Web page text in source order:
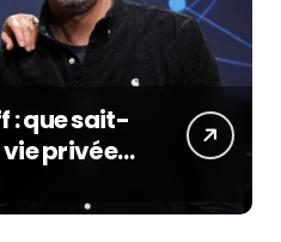
: que sait-
privée